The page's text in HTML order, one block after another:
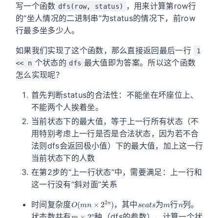
写一个函数 dfs(row, status)
，用来计算第row行
的“坐人情况的二进制串”为status的情况下，前row
行最多坐多少人。
如果我们实现了这个函数，那么直接返回最后一行
1
<< n 个状态的 dfs 最大值即为答案。所以这个函数
怎么实现呢？
首先判断status的合法性：不能坐在坏座位上、
不能两个人挨着坐。
当前状态下的最大值，等于上一行所有状态（不
用特别考虑上一行是否是合法状态，因为若不合
法则dfs会返回极小值）下的最大值，加上这一行
当前状态下的人数
在第2步的“上一行状态”中，需要满足：上一行和
这一行没有“斜对面”关系
时间复杂度 ，其中 为 行 列。
m×2n